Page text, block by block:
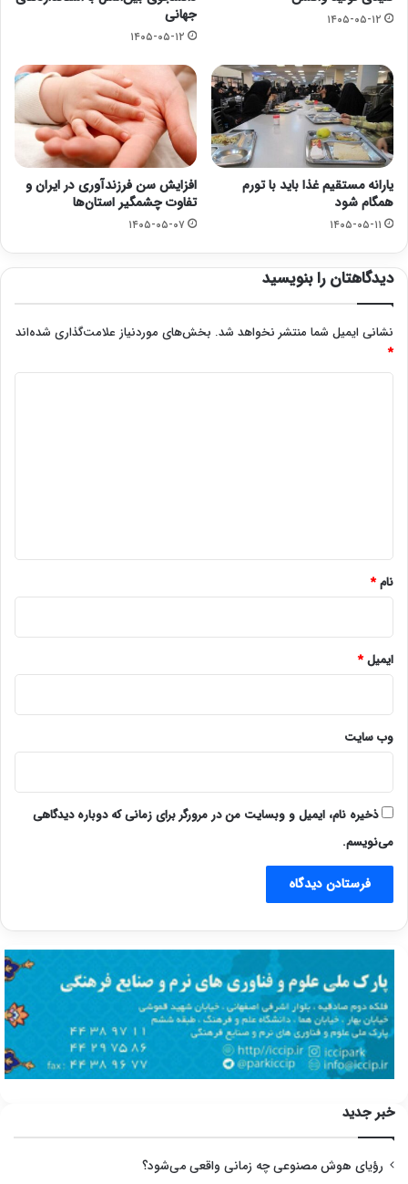
۱۴۰۵-۰۵-۱۲
جهانی
۱۴۰۵-۰۵-۱۲
یارانه مستقیم غذا باید با تورم
همگام شود
۱۴۰۵-۰۵-۱۱
افزایش سن فرزندآوری در ایران و
تفاوت چشمگیر استان‌ها
۱۴۰۵-۰۵-۰۷
دیدگاهتان را بنویسید
نشانی ایمیل شما منتشر نخواهد شد. بخش‌های موردنیاز علامت‌گذاری شده‌اند
*
نام*
ایمیل*
وب‌ سایت
ذخیره نام، ایمیل و وبسایت من در مرورگر برای زمانی که دوباره دیدگاهی
می‌نویسم.
خبر جدید
رؤیای هوش مصنوعی چه زمانی واقعی می‌شود؟